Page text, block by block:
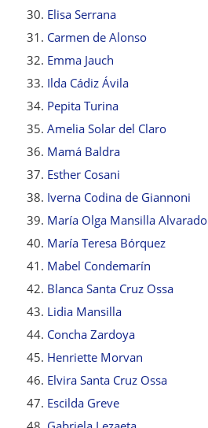
Elisa Serrana
Carmen de Alonso
Emma Jauch
Ilda Cádiz Ávila
Pepita Turina
Amelia Solar del Claro
Mamá Baldra
Esther Cosani
Iverna Codina de Giannoni
María Olga Mansilla Alvarado
María Teresa Bórquez
Mabel Condemarín
Blanca Santa Cruz Ossa
Lidia Mansilla
Concha Zardoya
Henriette Morvan
Elvira Santa Cruz Ossa
Escilda Greve